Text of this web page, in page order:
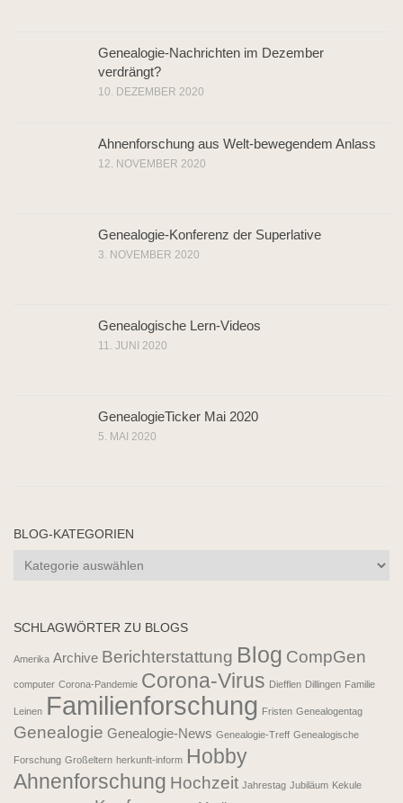
Genealogie-Nachrichten im Dezember
verdrängt?
10. DEZEMBER 2020
Ahnenforschung aus Welt-bewegendem Anlass
12. NOVEMBER 2020
Genealogie-Konferenz der Superlative
3. NOVEMBER 2020
Genealogische Lern-Videos
11. JUNI 2020
GenealogieTicker Mai 2020
5. MAI 2020
BLOG-KATEGORIEN
SCHLAGWÖRTER ZU BLOGS
Amerika Archive Berichterstattung Blog CompGen
computer Corona-Pandemie Corona-Virus Diefflen Dillingen Familie
Leinen Familienforschung Fristen Genealogentag
Genealogie Genealogie-News Genealogie-Treff Genealogische
Forschung Großeltern herkunft-inform Hobby
Ahnenforschung Hochzeit Jahrestag Jubiläum Kekule